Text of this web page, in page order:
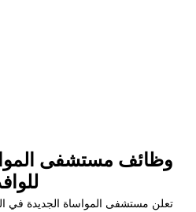
وظائف ‏مستشفى
تعلن مستشفى المواساة الجديدة